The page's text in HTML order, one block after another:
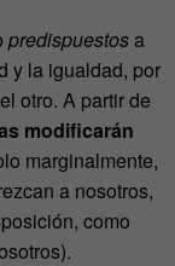
predispuestosa
y la igualdad, por
otro. A partir de
modificarán
marginalmente,
a nosotros,
como